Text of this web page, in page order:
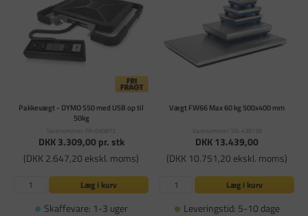
Pakkevægt - DYMO S50 med USB op til
50kg
Varenummer: PA-690873
DKK 3.309,00pr. stk
(DKK 2.647,20 ekskl. moms)
Læg i kurv
Skaffevare: 1-3 uger
Vægt FW66 Max 60 kg 500x400 mm
Varenummer: SD-436136
DKK 13.439,00
(DKK 10.751,20 ekskl. moms)
Læg i kurv
Leveringstid: 5-10 dage